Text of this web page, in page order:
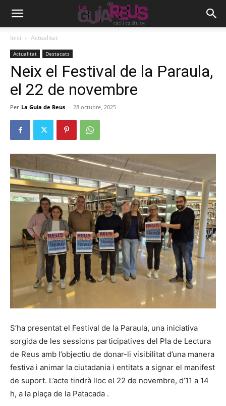
Inici Actualitat
Actualitat Destacats
Neix el Festival de la Paraula,
el 22 de novembre
Per La Guia de Reus - 28 octubre, 2025
S’ha presentat el Festival de la Paraula, una iniciativa
sorgida de les sessions participatives del Pla de Lectura
de Reus amb l’objectiu de donar-li visibilitat d’una manera
festiva i animar la ciutadania i entitats a signar el manifest
de suport. L’acte tindrà lloc el 22 de novembre, d’11 a 14
h, a la plaça de la Patacada .